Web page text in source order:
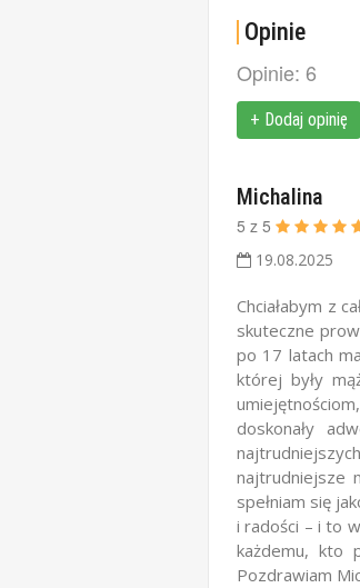
Opinie
Opinie: 6
+ Dodaj opinię
Michalina
5 z 5
19.08.2025
Chciałabym z
skuteczne
po 17 latach
której były
doskonały
najtrudniejsze
spełniam się
i radości – i to
każdemu, kto
Pozdrawiam